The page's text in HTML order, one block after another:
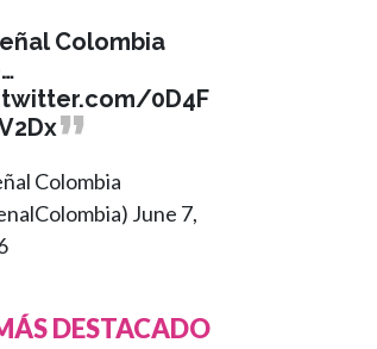
Colombia
0D4F
Colombia
June 7,
DESTACADO